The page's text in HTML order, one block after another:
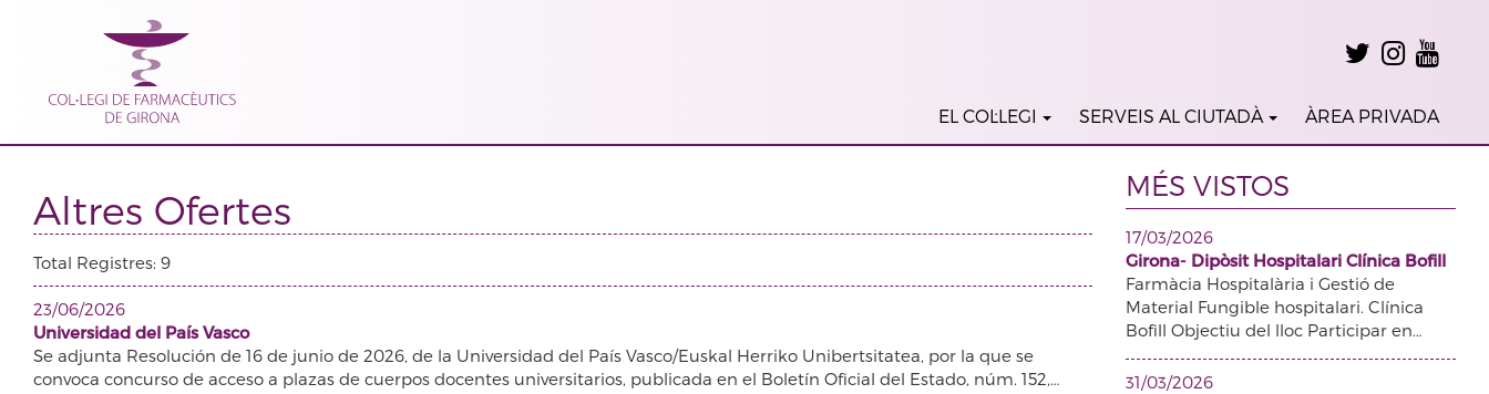
EL COL·LEGI SERVEIS AL CIUTADÀ ÀREA PRIVADA
Altres Ofertes
Total Registres: 9
23/06/2026
Universidad del País Vasco
Se adjunta Resolución de 16 de junio de 2026, de la Universidad del País Vasco/Euskal Herriko Unibertsitatea, por la que se
convoca concurso de acceso a plazas de cuerpos docentes universitarios, publicada en el Boletín Oficial del Estado, núm. 152,…
MÉS VISTOS
17/03/2026
Girona- Dipòsit Hospitalari Clínica Bofill
Farmàcia Hospitalària i Gestió de
Material Fungible hospitalari. Clínica
Bofill Objectiu del lloc Participar en…
31/03/2026